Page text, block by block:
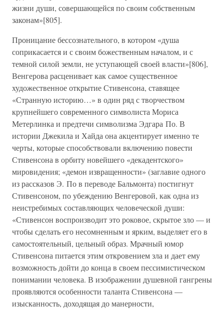
жизни души, совершающейся по своим собственным
законам»[805].
Проницание бессознательного, в котором «душа
соприкасается и с своим божественным началом, и с
темной силой земли, не уступающей своей власти»[806],
Венгерова расценивает как самое существенное
художественное открытие Стивенсона, ставящее
«Странную историю…» в один ряд с творчеством
крупнейшего современного символиста Мориса
Метерлинка и предтечи символизма Эдгара По. В
истории Джекила и Хайда она акцентирует именно те
черты, которые способствовали включению повести
Стивенсона в орбиту новейшего «декадентского»
мировидения; «демон извращенности» (заглавие одного
из рассказов Э. По в переводе Бальмонта) постигнут
Стивенсоном, по убеждению Венгеровой, как одна из
неистребимых составляющих человеческой души:
«Стивенсон воспроизводит это роковое, скрытое зло — и
чтобы сделать его несомненным и ярким, выделяет его в
самостоятельный, цельный образ. Мрачный юмор
Стивенсона питается этим откровением зла и дает ему
возможность дойти до конца в своем пессимистическом
понимании человека. В изображении душевной гангрены
проявляются особенности таланта Стивенсона —
изысканность, доходящая до манерности,